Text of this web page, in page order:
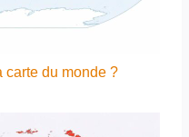
carte du monde ?